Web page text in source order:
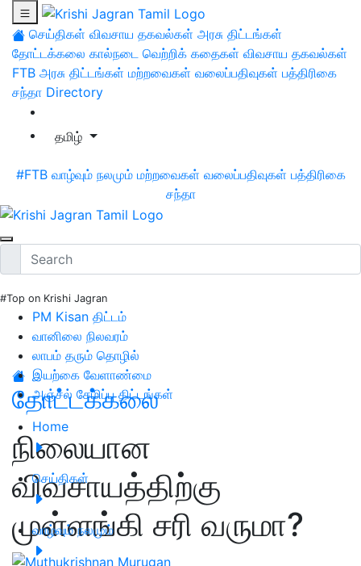
செய்திகள் விவசாய தகவல்கள் அரசு திட்டங்கள்
தோட்டக்கலை கால்நடை வெற்றிக் கதைகள் விவசாய தகவல்கள்
FTB அரசு திட்டங்கள் மற்றவைகள் வலைப்பதிவுகள் பத்திரிகை
சந்தா Directory
தமிழ்
#FTB வாழ்வும் நலமும் மற்றவைகள் வலைப்பதிவுகள் பத்திரிகை
சந்தா
#Top on Krishi Jagran
PM Kisan திட்டம்
வானிலை நிலவரம்
லாபம் தரும் தொழில்
இயற்கை வேளாண்மை
அஞ்சல் சேமிப்பு திட்டங்கள்
Home
செய்திகள்
வாழ்வும் நலமும்
தோட்டக்கலை
நிலையான
விவசாயத்திற்கு
முள்ளங்கி சரி வருமா?